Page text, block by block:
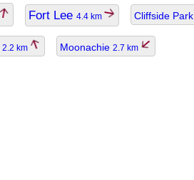
Fort Lee 4.4 km Cliffside Park
2.2 km Moonachie 2.7 km